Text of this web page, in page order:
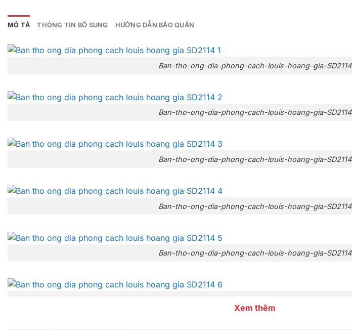
MÔ TẢ THÔNG TIN BỔ SUNG HƯỚNG DẪN BẢO QUẢN
Ban-tho-ong-dia-phong-cach-louis-hoang-gia-SD2114
Ban-tho-ong-dia-phong-cach-louis-hoang-gia-SD2114
Ban-tho-ong-dia-phong-cach-louis-hoang-gia-SD2114
Ban-tho-ong-dia-phong-cach-louis-hoang-gia-SD2114
Ban-tho-ong-dia-phong-cach-louis-hoang-gia-SD2114
Xem thêm